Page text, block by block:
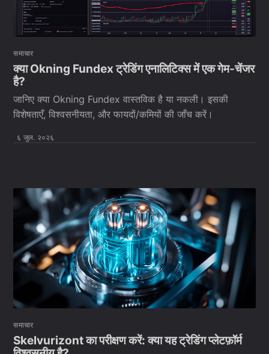
समाचार
क्या Okning Fundex ट्रेडिंग एनालिटिक्स में एक गेम-चेंजर
है?
जानिए क्या Okning Fundex वास्तविक है या नकली। इसकी
विशेषताएँ, विश्वसनीयता, और फायदों/कमियों की जाँच करें।
६ जुल. २०२६
समाचार
Skelvurizont का परीक्षण करें: क्या यह ट्रेडिंग प्लेटफ़ॉर्म